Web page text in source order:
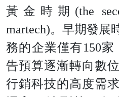
黃金時 期 (the
martech)。早期發展
務的企業僅有150家
告預算逐漸轉向數
行銷科技的高度需